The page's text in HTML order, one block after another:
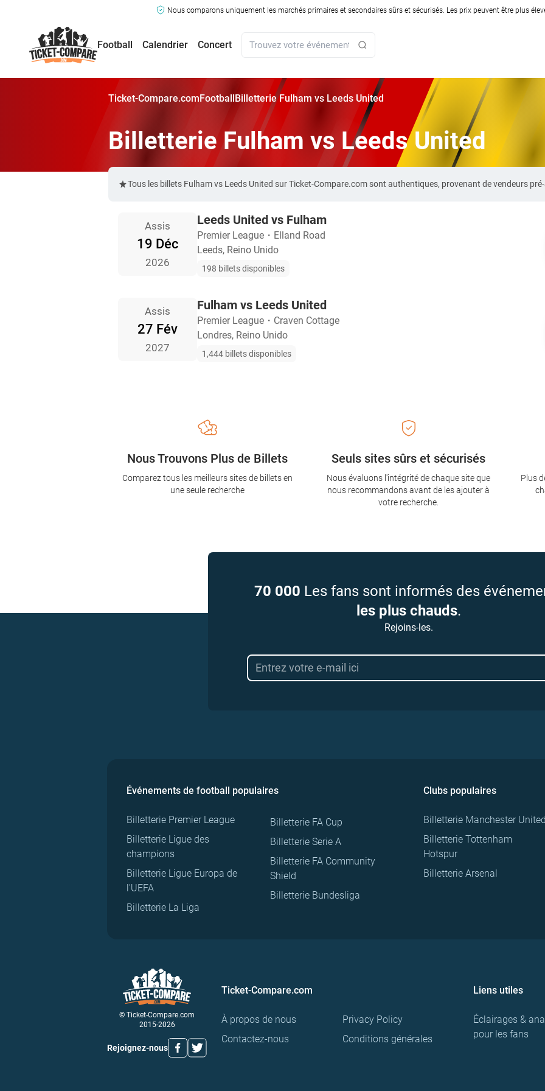
Nous comparons uniquement les marchés primaires et secondaires sûrs et sécurisés. Les prix peuvent être plus
Football Calendrier Concert
Ticket-Compare.comFootballBilletterie Fulham vs Leeds United
Billetterie Fulham vs Leeds United
Tous les billets Fulham vs Leeds United sur Ticket-Compare.com sont authentiques, provenant de vendeurs
Assis
19 Déc
2026
Leeds United vs Fulham
Premier League ・ Elland Road
Leeds, Reino Unido
198 billets disponibles
Assis
27 Fév
2027
Fulham vs Leeds United
Premier League ・ Craven Cottage
Londres, Reino Unido
1,444 billets disponibles
Seuls sites sûrs et sécurisés
Nous évaluons l'intégrité de chaque site que
nous recommandons avant de les ajouter à
votre recherche.
Nous Trouvons Plus de Billets
Comparez tous les meilleurs sites de billets en
une seule recherche
Plus
70 000 Les fans sont informés des
les plus chauds.
Rejoins-les.
Événements de football populaires
Billetterie Premier League
Billetterie Ligue des
champions
Billetterie Ligue Europa de
l'UEFA
Billetterie La Liga
Billetterie FA Cup
Billetterie Serie A
Billetterie FA Community
Shield
Billetterie Bundesliga
Clubs populaires
Billetterie Manchester
Billetterie Tottenham
Hotspur
Billetterie Arsenal
© Ticket-Compare.com
2015-2026
Rejoignez-nous
Ticket-Compare.com
À propos de nous
Contactez-nous
Privacy Policy
Conditions générales
Liens utiles
Éclairages &
pour les fans